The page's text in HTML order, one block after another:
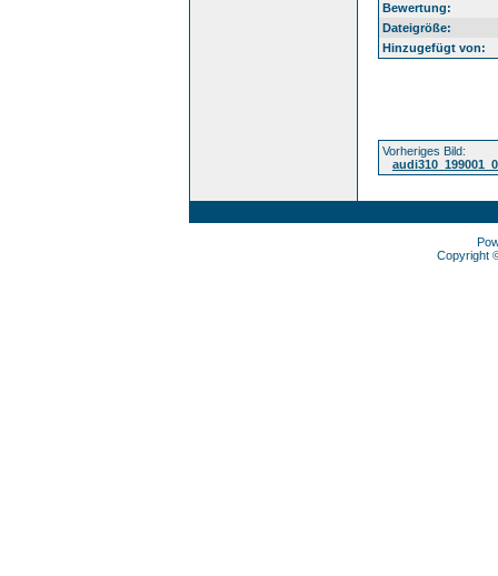
Bewertung:
Dateigröße:
Hinzugefügt von:
Vorheriges Bild:
Copyright